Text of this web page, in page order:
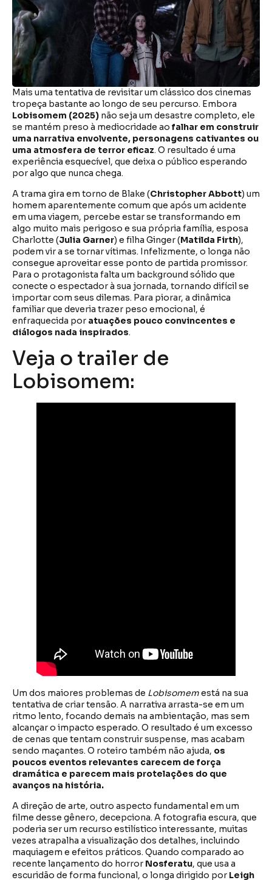
Mais uma tentativa de revisitar um clássico dos cinemas
tropeça bastante ao longo de seu percurso. Embora
Lobisomem (2025) não seja um desastre completo, ele
se mantém preso à mediocridade ao falhar em construir
uma narrativa envolvente, personagens cativantes ou
uma atmosfera de terror eficaz. O resultado é uma
experiência esquecível, que deixa o público esperando
por algo que nunca chega.
A trama gira em torno de Blake (Christopher Abbott) um
homem aparentemente comum que após um acidente
em uma viagem, percebe estar se transformando em
algo muito mais perigoso e sua própria família, esposa
Charlotte (Julia Garner) e filha Ginger (Matilda Firth),
podem vir a se tornar vítimas. Infelizmente, o longa não
consegue aproveitar esse ponto de partida promissor.
Para o protagonista falta um background sólido que
conecte o espectador à sua jornada, tornando difícil se
importar com seus dilemas. Para piorar, a dinâmica
familiar que deveria trazer peso emocional, é
enfraquecida por atuações pouco convincentes e
diálogos nada inspirados.
Veja o trailer de
Lobisomem:
Um dos maiores problemas de Lobisomemestá na sua
tentativa de criar tensão. A narrativa arrasta-se em um
ritmo lento, focando demais na ambientação, mas sem
alcançar o impacto esperado. O resultado é um excesso
de cenas que tentam construir suspense, mas acabam
sendo maçantes. O roteiro também não ajuda, os
poucos eventos relevantes carecem de força
dramática e parecem mais protelações do que
avanços na história.
A direção de arte, outro aspecto fundamental em um
filme desse gênero, decepciona. A fotografia escura, que
poderia ser um recurso estilístico interessante, muitas
vezes atrapalha a visualização dos detalhes, incluindo
maquiagem e efeitos práticos. Quando comparado ao
recente lançamento do horror Nosferatu, que usa a
escuridão de forma funcional, o longa dirigido por Leigh